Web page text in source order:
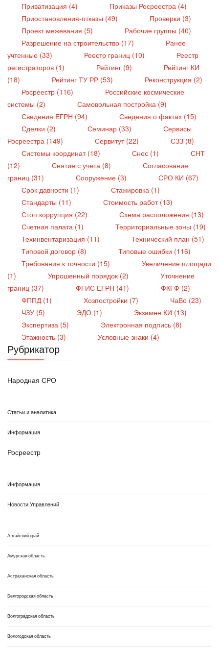
Приватизация (4)
Приказы Росреестра (4)
Приостановления-отказы (49)
Проверки (3)
Проект межевания (5)
Рабочие группы (40)
Разрешение на строительство (17)
Ранее
учтенные (33)
Реестр границ (10)
Реестр
регистраторов (1)
Рейтинг (9)
Рейтинг КИ
(18)
Рейтинг ТУ РР (53)
Реконструкция (2)
Росреестр (116)
Российские космические
системы (2)
Самовольная постройка (9)
Сведения ЕГРН (94)
Сведения о фактах (15)
Сделки (2)
Семинар (33)
Сервисы
Росреестра (149)
Сервитут (22)
СЗЗ (8)
Системы координат (18)
Снос (1)
СНТ
(12)
Снятие с учета (8)
Согласование
границ (31)
Сооружение (3)
СРО КИ (67)
Срок давности (1)
Стажировка (1)
Стандарты (11)
Стоимость работ (13)
Стоп коррупция (22)
Схема расположения (13)
Счетная палата (1)
Территориальные зоны (19)
Техинвентаризация (11)
Технический план (51)
Типовой договор (8)
Типовые ошибки (116)
Требования к точности (15)
Увеличение площади
(1)
Упрошенный порядок (2)
Уточнение
границ (37)
ФГИС ЕГРН (41)
ФКГФ (2)
ФППД (1)
Хозпостройки (7)
ЧаВо (23)
ЧЗУ (5)
ЭДО (1)
Экзамен КИ (13)
Экспертиза (5)
Электронная подпись (8)
Этажность (3)
Условные знаки (4)
Рубрикатор
Народная СРО
Статьи и аналитика
Информация
Росреестр
Информация
Новости Управлений
Алтайский край
Амурская область
Астраханская область
Белгородская область
Волгоградская область
Вологодская область